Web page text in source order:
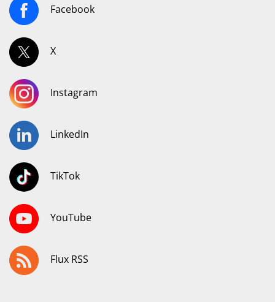
Facebook
X
Instagram
LinkedIn
TikTok
YouTube
Flux RSS